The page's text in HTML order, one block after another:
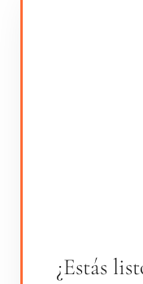
¿Estás